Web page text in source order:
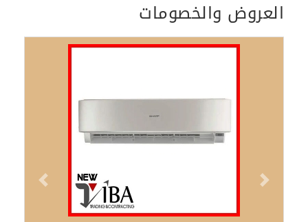
العروض والخصومات
Previous Next